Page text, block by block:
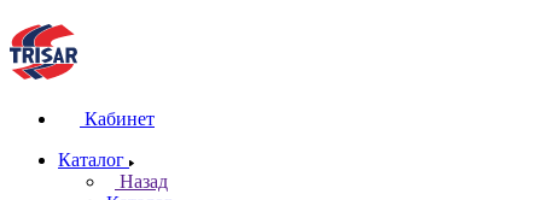
Кабинет
Каталог
Назад